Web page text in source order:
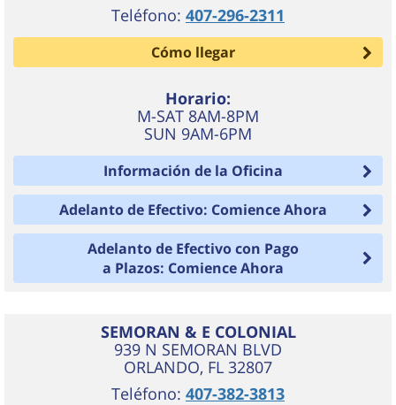
Teléfono: 407-296-2311
Cómo llegar
Horario:
M-SAT 8AM-8PM
SUN 9AM-6PM
Información de la Oficina
Adelanto de Efectivo: Comience Ahora
Adelanto de Efectivo con Pago
a Plazos: Comience Ahora
SEMORAN & E COLONIAL
939 N SEMORAN BLVD
ORLANDO, FL 32807
Teléfono: 407-382-3813